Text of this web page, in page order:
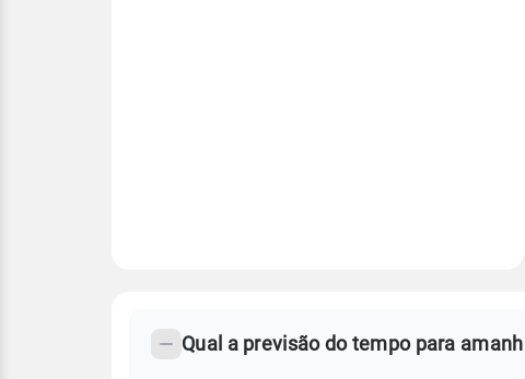
Qual a previsão do tempo para